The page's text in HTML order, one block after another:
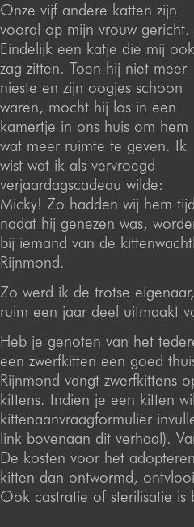
Onze vijf andere katten zijn
vooral op mijn vrouw gericht.
Eindelijk een katje die mij ook
zag zitten. Toen hij niet meer
nieste en zijn oogjes schoon
waren, mocht hij los in een
kamertje in ons huis om hem
wat meer ruimte te geven. Ik
wist wat ik als vervroegd
verjaardagscadeau wilde:
Micky! Zo hadden wij hem
nadat hij genezen was,
bij iemand van de
Rijnmond.
Zo werd ik de trotse
ruim een jaar deel uitmaakt
Heb je genoten van het
een zwerfkitten een goed
Rijnmond vangt zwerfkittens
kittens. Indien je een kitten
kittenaanvraagformulier
link bovenaan dit verhaal).
De kosten voor het
kitten dan ontwormd,
Ook castratie of sterilisatie is